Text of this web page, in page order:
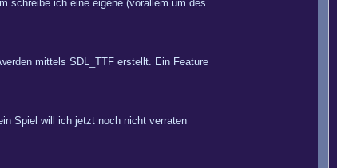
schreibe ich eine eigene (vorallem um des
mittels SDL_TTF erstellt. Ein Feature
Spiel will ich jetzt noch nicht verraten